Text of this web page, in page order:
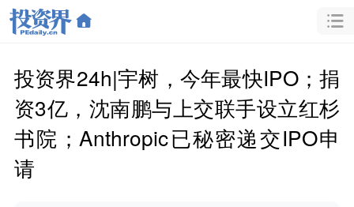
投资界24h|宇树，今年最快IPO；捐
资3亿，沈南鹏与上交联手设立红杉
书院；Anthropic已秘密递交IPO申
请